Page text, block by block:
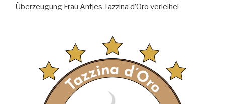
Überzeugung Frau Antjes Tazzina d’Oro verleihe!